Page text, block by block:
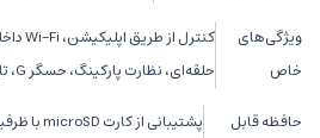
ویژگی‌های
خاص
حلقه‌ای، نظارت پارکینگ، حسگر G، تایم‌لپس، کنترل صوتی
حافظه قابل